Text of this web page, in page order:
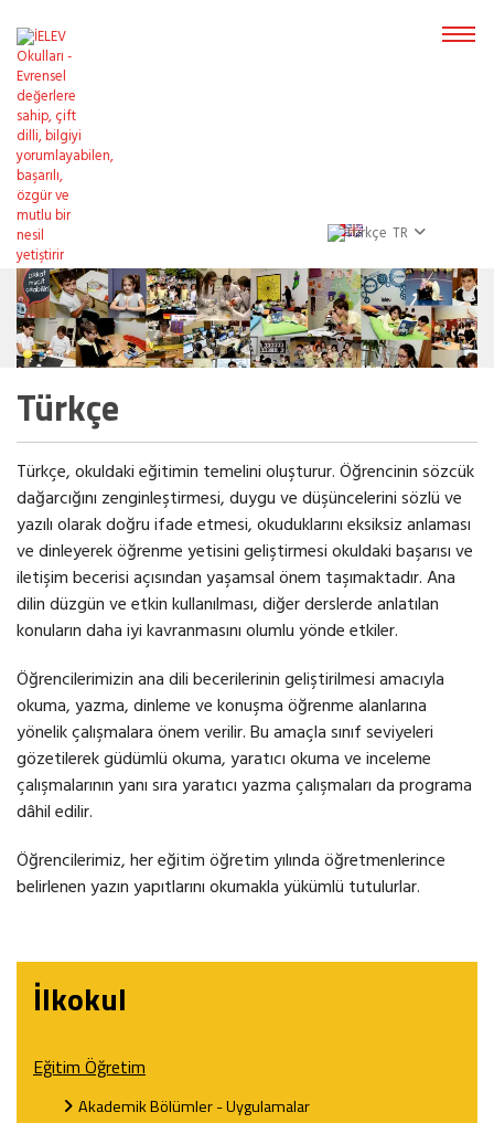
TR
Türkçe
Türkçe, okuldaki eğitimin temelini oluşturur. Öğrencinin sözcük
dağarcığını zenginleştirmesi, duygu ve düşüncelerini sözlü ve
yazılı olarak doğru ifade etmesi, okuduklarını eksiksiz anlaması
ve dinleyerek öğrenme yetisini geliştirmesi okuldaki başarısı ve
iletişim becerisi açısından yaşamsal önem taşımaktadır. Ana
dilin düzgün ve etkin kullanılması, diğer derslerde anlatılan
konuların daha iyi kavranmasını olumlu yönde etkiler.
Öğrencilerimizin ana dili becerilerinin geliştirilmesi amacıyla
okuma, yazma, dinleme ve konuşma öğrenme alanlarına
yönelik çalışmalara önem verilir. Bu amaçla sınıf seviyeleri
gözetilerek güdümlü okuma, yaratıcı okuma ve inceleme
çalışmalarının yanı sıra yaratıcı yazma çalışmaları da programa
dâhil edilir.
Öğrencilerimiz, her eğitim öğretim yılında öğretmenlerince
belirlenen yazın yapıtlarını okumakla yükümlü tutulurlar.
İlkokul
Eğitim Öğretim
Akademik Bölümler - Uygulamalar